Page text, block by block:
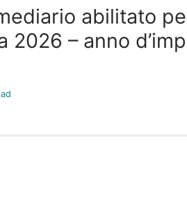
abilitato
– anno